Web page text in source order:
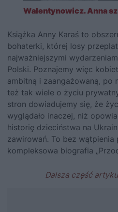
Walentynowicz. Anna
Książka Anny Karaś to
bohaterki, której losy
najważniejszymi
Polski. Poznajemy więc
ambitną i zaangażowaną, po
też tak wiele o życiu
stron dowiadujemy się, że
wyglądało inaczej, niż
historię dzieciństwa na
zawirowań. To bez wątpienia
kompleksowa biografia